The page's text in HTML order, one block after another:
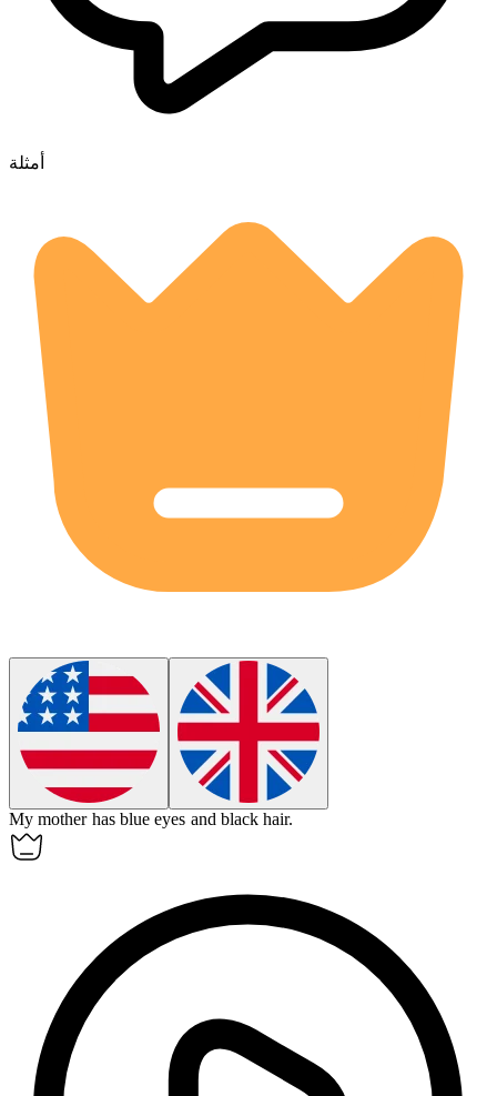
أمثلة
My mother has blue eyes and black hair.